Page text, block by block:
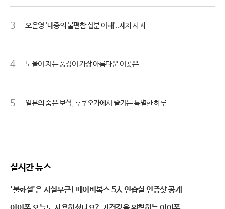
3 오은영 '대중의 불편함 십분 이해'..재차 사과
4 노을이 지는 풍경이 가장 아름다운 이곳은...
5 일본의 숨은 보석, 후쿠오카에서 즐기는 특별한 하루
실시간 뉴스
'불화설'은 사실무근! 베이비복스 5人 연습실 인증샷 공개